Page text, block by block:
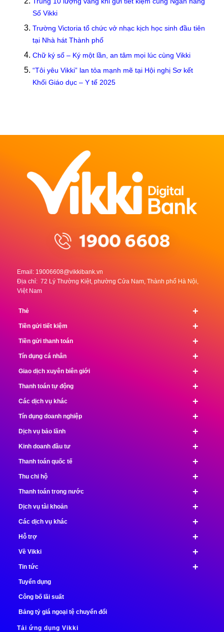
Số Vikki
Trường Victoria tổ chức vở nhạc kịch học sinh đầu tiên
tại Nhà hát Thành phố
Chữ ký số – Ký một lần, an tâm mọi lúc cùng Vikki
“Tôi yêu Vikki” lan tỏa mạnh mẽ tại Hội nghị Sơ kết
Khối Giáo dục – Y tế 2025
Email: 19006608@vikkibank.vn
Địa chỉ: 72 Lý Thường Kiệt, phường Cửa Nam, Thành phố Hà Nội,
Việt Nam
+
Thẻ
+
Tiền gửi tiết kiệm
+
Tiền gửi thanh toán
+
Tín dụng cá nhân
+
Giao dịch xuyên biên giới
+
Thanh toán tự động
+
Các dịch vụ khác
+
Tín dụng doanh nghiệp
+
Dịch vụ bảo lãnh
+
Kinh doanh đầu tư
+
Thanh toán quốc tế
+
Thu chi hộ
+
Thanh toán trong nước
+
Dịch vụ tài khoản
+
Các dịch vụ khác
+
Hỗ trợ
+
Về Vikki
+
Tin tức
Tuyển dụng
Công bố lãi suất
Bảng tỷ giá ngoại tệ chuyển đổi
Tải ứng dụng Vikki